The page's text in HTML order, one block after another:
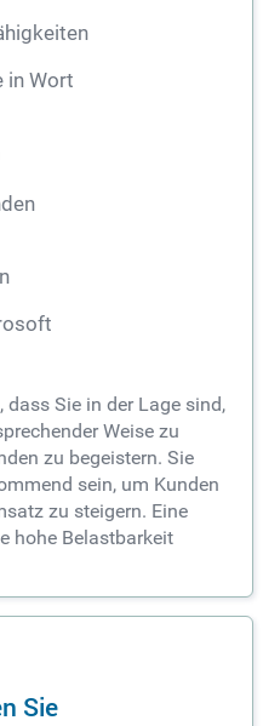
in Wort
Sie in der Lage sind,
Weise zu
zu begeistern. Sie
sein, um Kunden
zu steigern. Eine
hohe Belastbarkeit
Sie